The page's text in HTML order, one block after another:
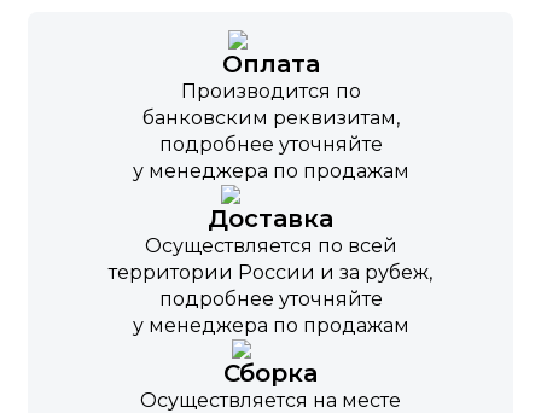
Оплата
Производится по
банковским реквизитам,
подробнее уточняйте
у менеджера по продажам
Доставка
Осуществляется по всей
территории России и за рубеж,
подробнее уточняйте
у менеджера по продажам
Сборка
Осуществляется на месте